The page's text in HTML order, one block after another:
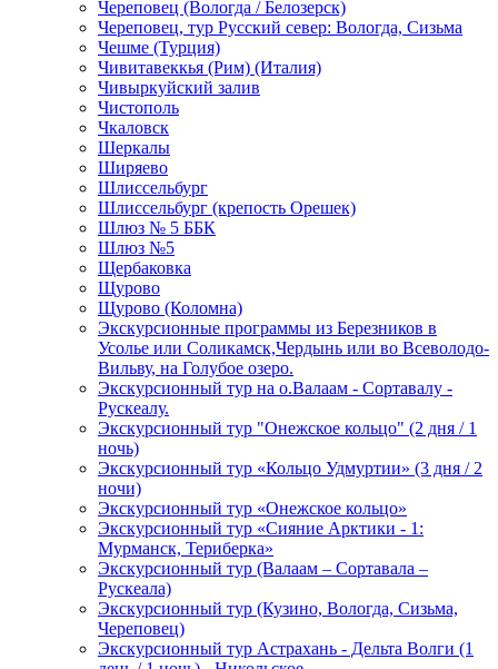
Череповец (Вологда / Белозерск)
Череповец, тур Русский север: Вологда, Сизьма
Чешме (Турция)
Чивитавеккья (Рим) (Италия)
Чивыркуйский залив
Чистополь
Чкаловск
Шеркалы
Ширяево
Шлиссельбург
Шлиссельбург (крепость Орешек)
Шлюз № 5 ББК
Шлюз №5
Щербаковка
Щурово
Щурово (Коломна)
Экскурсионные программы из Березников в
Усолье или Соликамск,Чердынь или во Всеволодо-
Вильву, на Голубое озеро.
Экскурсионный тур на о.Валаам - Сортавалу -
Рускеалу.
Экскурсионный тур "Онежское кольцо" (2 дня / 1
ночь)
Экскурсионный тур «Кольцо Удмуртии» (3 дня / 2
ночи)
Экскурсионный тур «Онежское кольцо»
Экскурсионный тур «Сияние Арктики - 1:
Мурманск, Териберка»
Экскурсионный тур (Валаам – Сортавала –
Рускеала)
Экскурсионный тур (Кузино, Вологда, Сизьма,
Череповец)
Экскурсионный тур Астрахань - Дельта Волги (1